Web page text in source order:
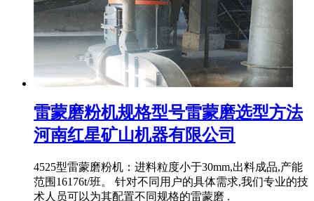
雷蒙磨粉机规格型号雷蒙磨选型方法
河南红星矿山机器有限公司
4525型雷蒙磨粉机：进料粒度小于30mm,出料成品,产能
范围16176t/班。 针对不同用户的具体需求,我们专业的技
术人员可以为其配置不同规格的雷蒙磨 .